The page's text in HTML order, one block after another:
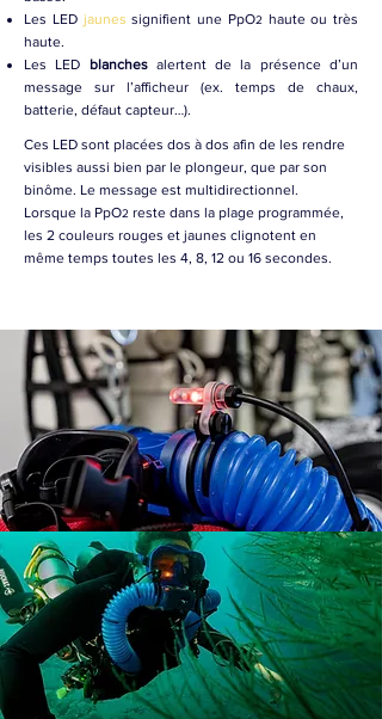
Les LED jaunes signifient une PpO2 haute ou très
haute.
Les LED
blanchesalertent de la présence d’un
message sur l’afficheur (ex. temps de chaux,
batterie, défaut capteur…).
Ces LED sont placées dos à dos afin de les rendre
visibles aussi bien par le plongeur, que par son
binôme. Le message est multidirectionnel.
Lorsque la PpO2 reste dans la plage programmée,
les 2 couleurs rouges et jaunes clignotent en
même temps toutes les 4, 8, 12 ou 16 secondes.